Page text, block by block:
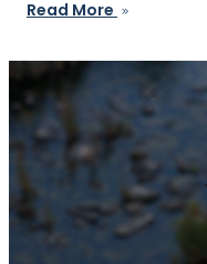
Read More